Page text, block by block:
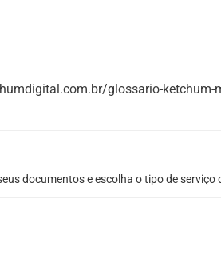
glossario-ketchum-
documentos e escolha o tipo de serviço